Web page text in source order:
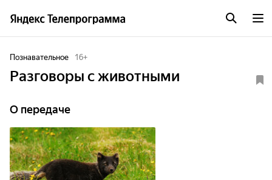
Познавательное 16+
Разговоры с животными
О передаче